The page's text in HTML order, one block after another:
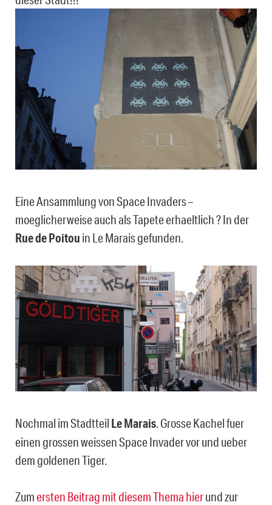
Eine Ansammlung von Space Invaders –
moeglicherweise auch als Tapete erhaeltlich ? In der
Rue de Poitou in Le Marais gefunden.
Nochmal im Stadtteil Le Marais. Grosse Kachel fuer
einen grossen weissen Space Invader vor und ueber
dem goldenen Tiger.
Zumersten Beitrag mit diesem Thema hierund zur